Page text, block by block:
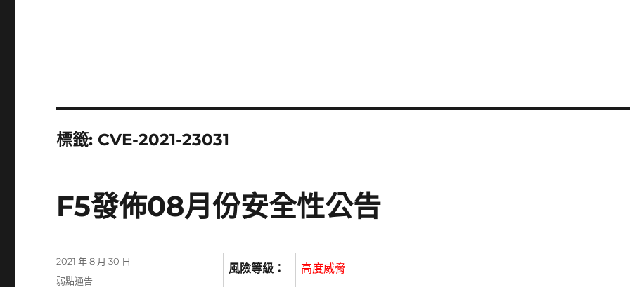
標籤: CVE-2021-23031
F5發佈08月份安全性公告
風險等級： 高度威脅
發
佈
2021 年 8 月 30 日
分
弱點通告